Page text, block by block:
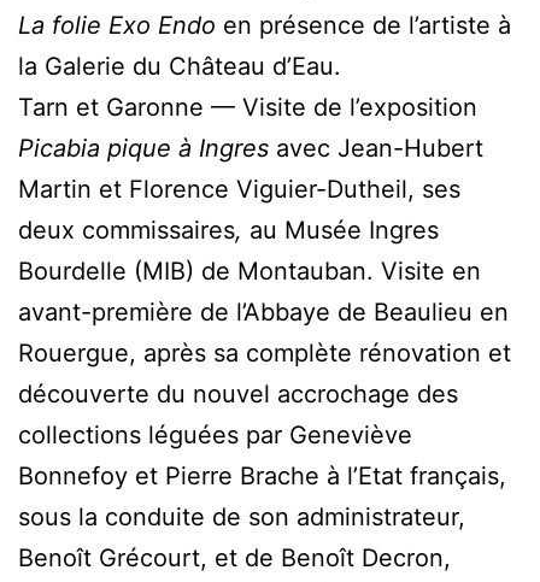
La folie Exo Endo en présence de l’artiste à
la Galerie du Château d’Eau.
Tarn et Garonne — Visite de l’exposition
Picabia pique à Ingres avec Jean-Hubert
Martin et Florence Viguier-Dutheil, ses
deux commissaires, au Musée Ingres
Bourdelle (MIB) de Montauban. Visite en
avant-première de l’Abbaye de Beaulieu en
Rouergue, après sa complète rénovation et
découverte du nouvel accrochage des
collections léguées par Geneviève
Bonnefoy et Pierre Brache à l’Etat français,
sous la conduite de son administrateur,
Benoît Grécourt, et de Benoît Decron,